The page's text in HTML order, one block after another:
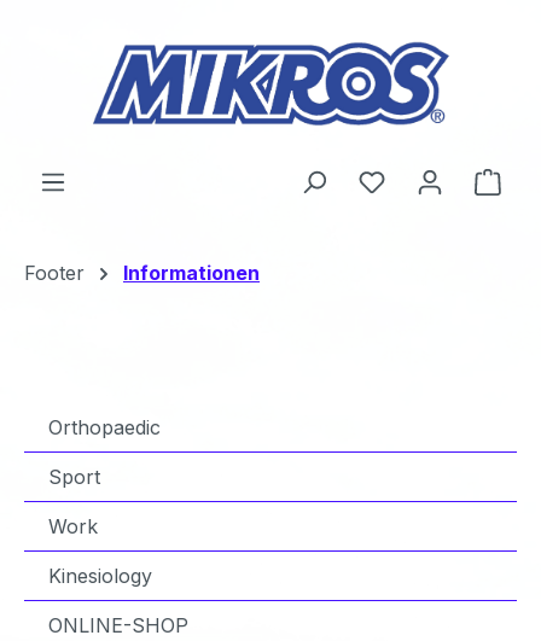
Du hast 0
Footer Informationen
Orthopaedic
Sport
Work
Kinesiology
ONLINE-SHOP